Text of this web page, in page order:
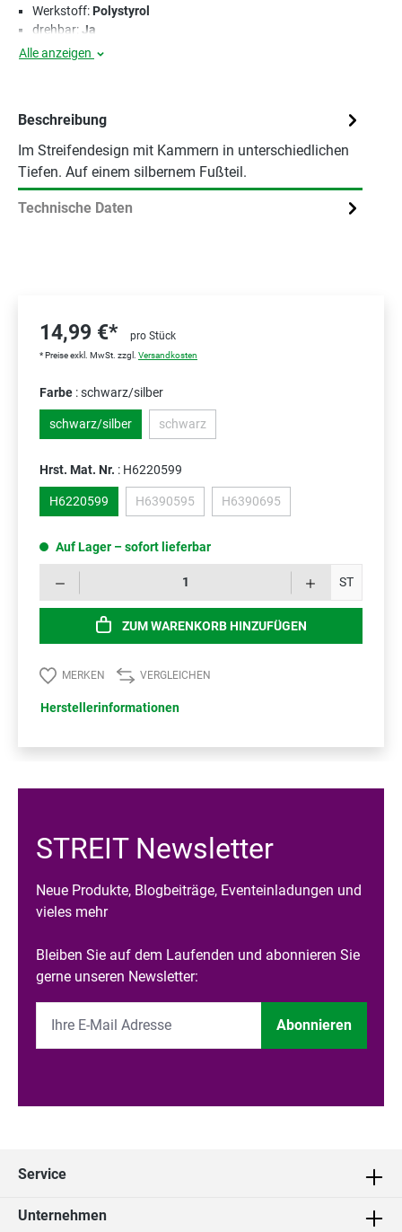
Werkstoff:Polystyrol
drehbar:Ja
Alle anzeigen
Beschreibung
Im Streifendesign mit Kammern in unterschiedlichen
Tiefen. Auf einem silbernem Fußteil.
Technische Daten
14,99 €* pro Stück
* Preise exkl. MwSt. zzgl. Versandkosten
Farbe : schwarz/silber
schwarz/silber schwarz(Diese Option ist zurzeit nicht verfügbar.)
Hrst. Mat. Nr. : H6220599
H6220599 H6390595(Diese Option ist zurzeit nicht verfügbar.)
H6390695(Diese Option ist zurzeit nicht
Auf Lager – sofort lieferbar
ST
ZUM WARENKORB HINZUFÜGEN
MERKEN VERGLEICHEN
Herstellerinformationen
STREIT Newsletter
Neue Produkte, Blogbeiträge, Eventeinladungen und
vieles mehr
Bleiben Sie auf dem Laufenden und abonnieren Sie
gerne unseren Newsletter:
Abonnieren
Service
Unternehmen